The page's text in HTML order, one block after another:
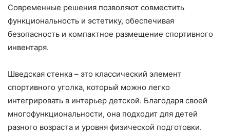
Современные решения позволяют совместить
функциональность и эстетику, обеспечивая
безопасность и компактное размещение спортивного
инвентаря.
Шведская стенка – это классический элемент
спортивного уголка, который можно легко
интегрировать в интерьер детской. Благодаря своей
многофункциональности, она подходит для детей
разного возраста и уровня физической подготовки.